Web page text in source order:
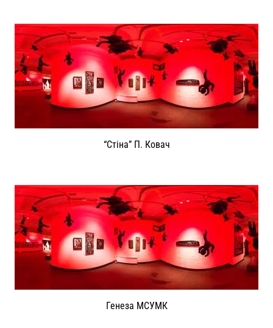
“Стіна” П. Ковач
Генеза МСУМК